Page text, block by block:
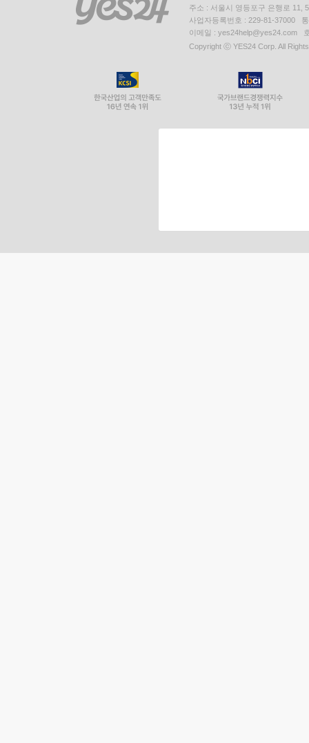
주소 : 서울시 영등포구 은행로 11,
사업자등록번호 : 229-81-37000
이메일 : yes24help@yes24.com
Copyright ⓒ YES24 Corp. All